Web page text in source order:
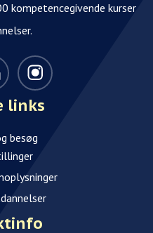
kompetencegivende kurser
links
besøg